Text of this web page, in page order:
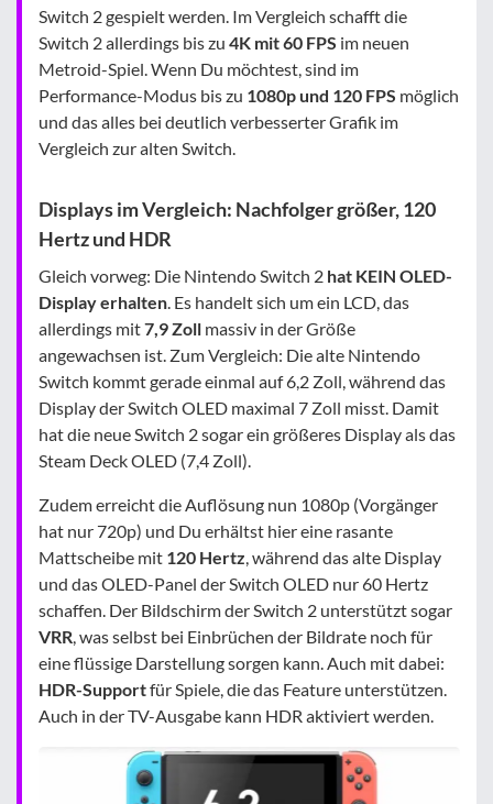
Switch 2 gespielt werden. Im Vergleich schafft die
Switch 2 allerdings bis zu 4K mit 60 FPS im neuen
Metroid-Spiel. Wenn Du möchtest, sind im
Performance-Modus bis zu 1080p und 120 FPS möglich
und das alles bei deutlich verbesserter Grafik im
Vergleich zur alten Switch.
Displays im Vergleich: Nachfolger größer, 120
Hertz und HDR
Gleich vorweg: Die Nintendo Switch 2 hat KEIN OLED-
Display erhalten. Es handelt sich um ein LCD, das
allerdings mit7,9 Zoll massiv in der Größe
angewachsen ist. Zum Vergleich: Die alte Nintendo
Switch kommt gerade einmal auf 6,2 Zoll, während das
Display der Switch OLED maximal 7 Zoll misst. Damit
hat die neue Switch 2 sogar ein größeres Display als das
Steam Deck OLED (7,4 Zoll).
Zudem erreicht die Auflösung nun 1080p (Vorgänger
hat nur 720p) und Du erhältst hier eine rasante
Mattscheibe mit 120 Hertz, während das alte Display
und das OLED-Panel der Switch OLED nur 60 Hertz
schaffen. Der Bildschirm der Switch 2 unterstützt sogar
VRR, was selbst bei Einbrüchen der Bildrate noch für
eine flüssige Darstellung sorgen kann. Auch mit dabei:
HDR-Supportfür Spiele, die das Feature unterstützen.
Auch in der TV-Ausgabe kann HDR aktiviert werden.